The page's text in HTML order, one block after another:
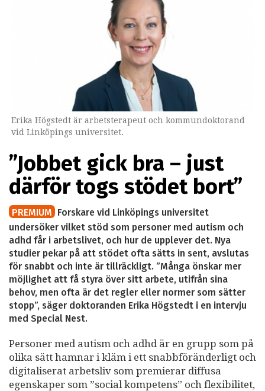
Erika Högstedt är arbetsterapeut och kommundoktorand
vid Linköpings universitet.
”Jobbet gick bra – just
därför togs stödet bort”
PREMIUM Forskare vid Linköpings universitet
undersöker vilket stöd som personer med autism och
adhd får i arbetslivet, och hur de upplever det. Nya
studier pekar på att stödet ofta sätts in sent, avslutas
för snabbt och inte är tillräckligt. ”Många önskar mer
möjlighet att få styra över sitt arbete, utifrån sina
behov, men ofta är det regler eller normer som sätter
stopp”, säger doktoranden Erika Högstedt i en intervju
med Special Nest.
Personer med autism och adhd är en grupp som på
olika sätt hamnar i kläm i ett snabbföränderligt och
digitaliserat arbetsliv som premierar diffusa
egenskaper som ”social kompetens” och flexibilitet,